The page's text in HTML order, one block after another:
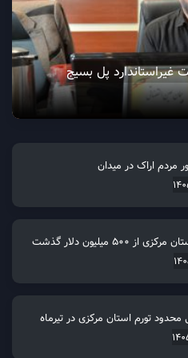
پل بسیج
مردم اراک در میدان
500 میلیون دلار گذشت
تورم استان مرکزی در تیرماه